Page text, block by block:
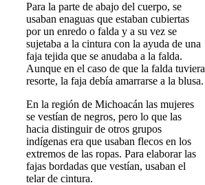
Para la parte de abajo del cuerpo, se
usaban enaguas que estaban cubiertas
por un enredo o falda y a su vez se
sujetaba a la cintura con la ayuda de una
faja tejida que se anudaba a la falda.
Aunque en el caso de que la falda tuviera
resorte, la faja debía amarrarse a la blusa.
En la región de Michoacán las mujeres
se vestían de negros, pero lo que las
hacia distinguir de otros grupos
indígenas era que usaban flecos en los
extremos de las ropas. Para elaborar las
fajas bordadas que vestían, usaban el
telar de cintura.